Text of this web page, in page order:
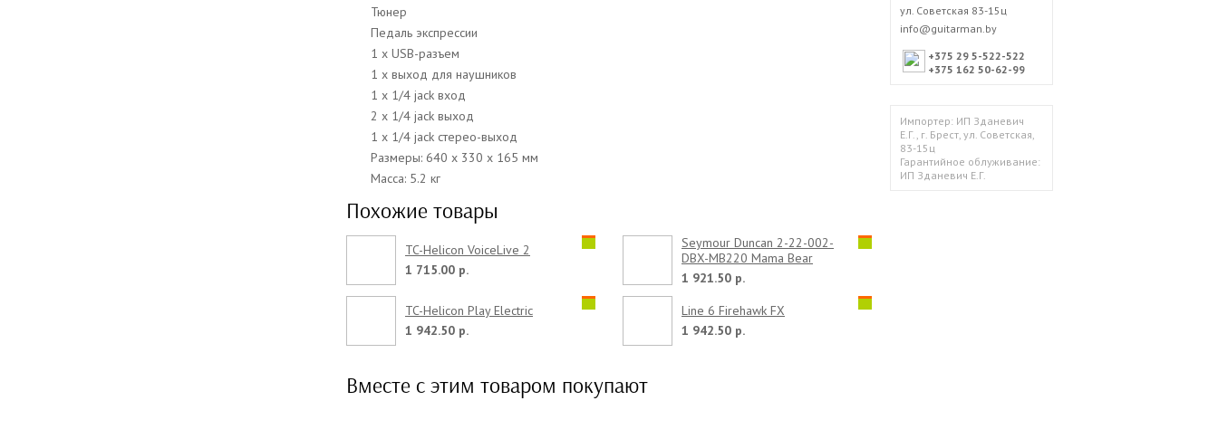
Тюнер
Педаль экспрессии
1 х USB-разъем
1 х выход для наушников
1 х 1/4 jack вход
2 x 1/4 jack выход
1 x 1/4 jack стерео-выход
Размеры: 640 х 330 х 165 мм
Масса: 5.2 кг
Похожие товары
TC-Helicon VoiceLive 2
1 715.00 р.
Seymour Duncan 2-22-002-
DBX-MB220 Mama Bear
1 921.50 р.
TC-Helicon Play Electric
1 942.50 р.
Line 6 Firehawk FX
1 942.50 р.
Вместе с этим товаром покупают
ул. Советская 83-15ц
info@guitarman.by
+375 29 5-522-522
+375 162 50-62-99
Импортер: ИП Зданевич
Е.Г., г. Брест, ул. Советская,
83-15ц
Гарантийное облуживание:
ИП Зданевич Е.Г.